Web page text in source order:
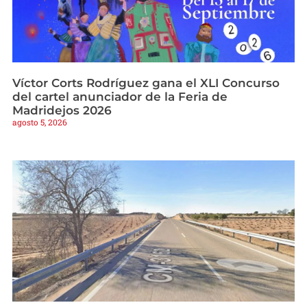
Víctor Corts Rodríguez gana el XLI Concurso
del cartel anunciador de la Feria de
Madridejos 2026
agosto 5, 2026